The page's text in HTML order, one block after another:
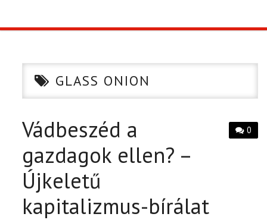
CIKK
PÓLÓ RENDELÉS
GLASS ONION
0
Vádbeszéd a
gazdagok ellen? –
Újkeletű
kapitalizmus-bírálat